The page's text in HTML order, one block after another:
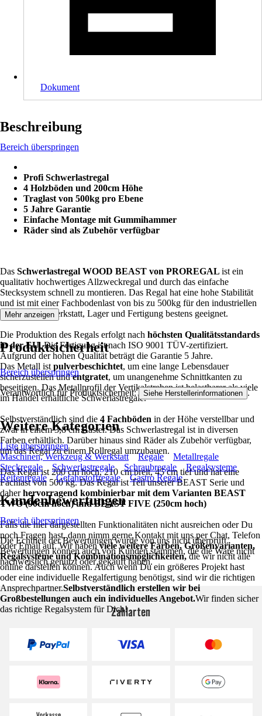
Dokument
Beschreibung
Bereich überspringen
Profi Schwerlastregal
4 Holzböden und 200cm Höhe
Traglast von 500kg pro Ebene
5 Jahre Garantie
Einfache Montage mit Gummihammer
Räder sind als Zubehör verfügbar
Das Schwerlastregal WOOD BEAST von PROREGAL ist ein
qualitativ hochwertiges Allzweckregal und durch das einfache
Stecksystem schnell zu montieren. Das Regal hat eine hohe Stabilität
und ist mit einer Fachbodenlast von bis zu 500kg für den industriellen
Gebrauch in Werkstatt, Lager und Fertigung bestens geeignet.
Die Produktion des Regals erfolgt nach höchsten Qualitätsstandards
in der EU. Die Fertigung ist nach ISO 9001 TÜV-zertifiziert.
Aufgrund der hohen Qualität beträgt die Garantie 5 Jahre.
Das Metall ist pulverbeschichtet, um eine lange Lebensdauer
sicherzustellen undentgratet, um unangenehme Schnittkanten zu
beseitigen. Das Metallprofil der Vertikalstreben ist belastbarer als viele
im Handel erhältliche Schwerlastregale.
Selbstverständlich sind die 4 Fachböden in der Höhe verstellbar und
zwar in einem 3,8 cm Raster. Das Schwerlastregal ist in diversen
Farben erhältlich. Darüber hinaus sind Räder als Zubehör verfügbar,
um das Regal zu einem Rollregal umzubauen.
Das Regal ist 200 cm hoch, 210 cm breit, 45 cm tief und hat eine
Fachlast von 500 kg. Das Regal ist Teil unserer BEAST Serie und
daherhervorragend kombinierbar mit dem Varianten BEAST
TWO (90cm hoch) und BEAST FIVE (250cm hoch)
Falls die hier dargestellten Funktionalitäten nicht ausreichen oder Du
noch Fragen hast, dann nimm gerne Kontakt mit uns per Chat, Telefon
oder Email auf. Wir habenviele weitere Farben, Größenvarianten,
Regalsysteme und Kombinationsmöglichkeiten,die wir nicht alle
online darstellen können. Auch wenn Du ein größeres Projekt hast
oder eine individuelle Regalfertigung benötigst, sind wir die richtigen
Ansprechpartner.Selbstverständlich erstellen wir bei
Großbestellungen auch ein individuelles Angebot.Wir finden sicher
das richtige Regalsystem für Dich!
Mehr anzeigen
Produktsicherheit
Bereich überspringen
Verantwortlich für Produktsicherheit: Siehe Herstellerinformationen .
Weitere Kategorien
Liste überspringen
Maschinen, Werkzeug & Werkstatt
Regale
Metallregale
Steckregale
Schwerlastregale Schraubregale
Regalsysteme
Reifenregale
Gefahrstoffregale Gastro Regale
Kundenbewertungen
Bereich überspringen
Die Echtheit der Bewertungen wurde von uns nicht überprüft.
Bewertungen können auch von Kunden stammen, die die Ware nicht
nachweislich genutzt oder gekauft haben.
Zahlarten